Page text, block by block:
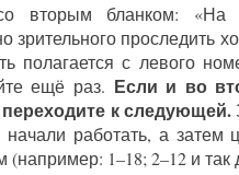
вторым бланком: «На
проследить
полагается с левого
ещё раз. Если и во
к следующей.
работать, а затем
1–18; 2–12 и так